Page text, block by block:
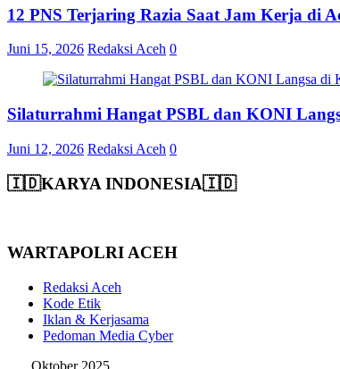
12 PNS Terjaring Razia Saat Jam Kerja di
Juni 15, 2026 Redaksi Aceh 0
Silaturrahmi Hangat PSBL dan KONI
Juni 12, 2026 Redaksi Aceh 0
🇮🇩KARYA INDONESIA🇮🇩
WARTAPOLRI ACEH
Redaksi Aceh
Kode Etik
Iklan & Kerjasama
Pedoman Media Cyber
Oktober 2025